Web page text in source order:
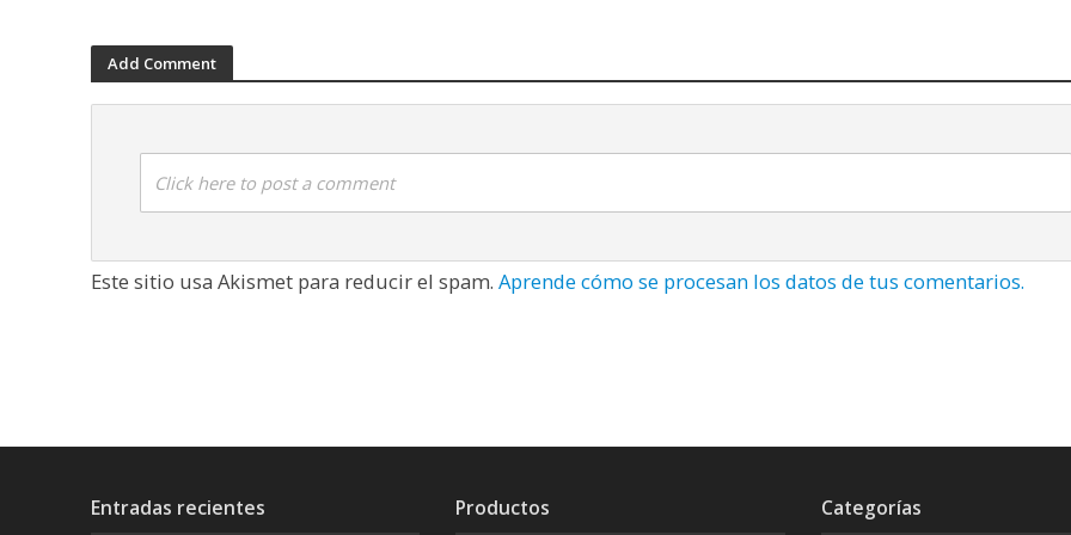
Add Comment
Click here to post a comment
Este sitio usa Akismet para reducir el spam. Aprende cómo se procesan los datos de tus comentarios.
Entradas recientes Productos Categorías